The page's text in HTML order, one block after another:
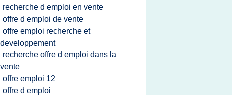
recherche d emploi en vente
offre d emploi de vente
offre emploi recherche et
developpement
recherche offre d emploi dans la
vente
offre emploi 12
offre d emploi